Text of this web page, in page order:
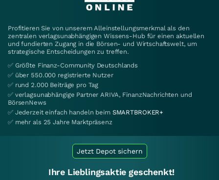
Profitieren Sie von unserem Alleinstellungsmerkmal als den
zentralen verlagsunabhängigen Wissens-Hub für einen aktuellen
und fundierten Zugang in die Börsen- und Wirtschaftswelt, um
strategische Entscheidungen zu treffen.
✅ Größte Finanz-Community Deutschlands
✅ über 550.000 registrierte Nutzer
✅ rund 2.000 Beiträge pro Tag
✅ verlagsunabhängige Partner ARIVA, FinanzNachrichten und
BörsenNews
✅ Jederzeit einfach handeln beim SMARTBROKER+
✅ mehr als 25 Jahre Marktpräsenz
Jetzt Depot sichern
Ihre Lieblingsaktie geschenkt!